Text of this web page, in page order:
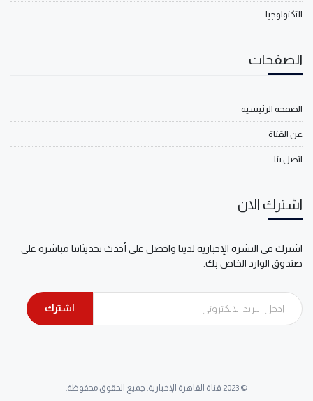
التكنولوجيا
الصفحات
الصفحة الرئيسية
عن القناة
اتصل بنا
اشترك الان
اشترك في النشرة الإخبارية لدينا واحصل على أحدث تحديثاتنا مباشرة على
صندوق الوارد الخاص بك.
اشترك
© 2023 قناة القاهرة الإخبارية. جميع الحقوق محفوظة.